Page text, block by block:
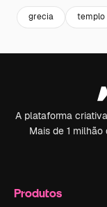
grecia templo
A plataforma
Mais de 1
Produtos